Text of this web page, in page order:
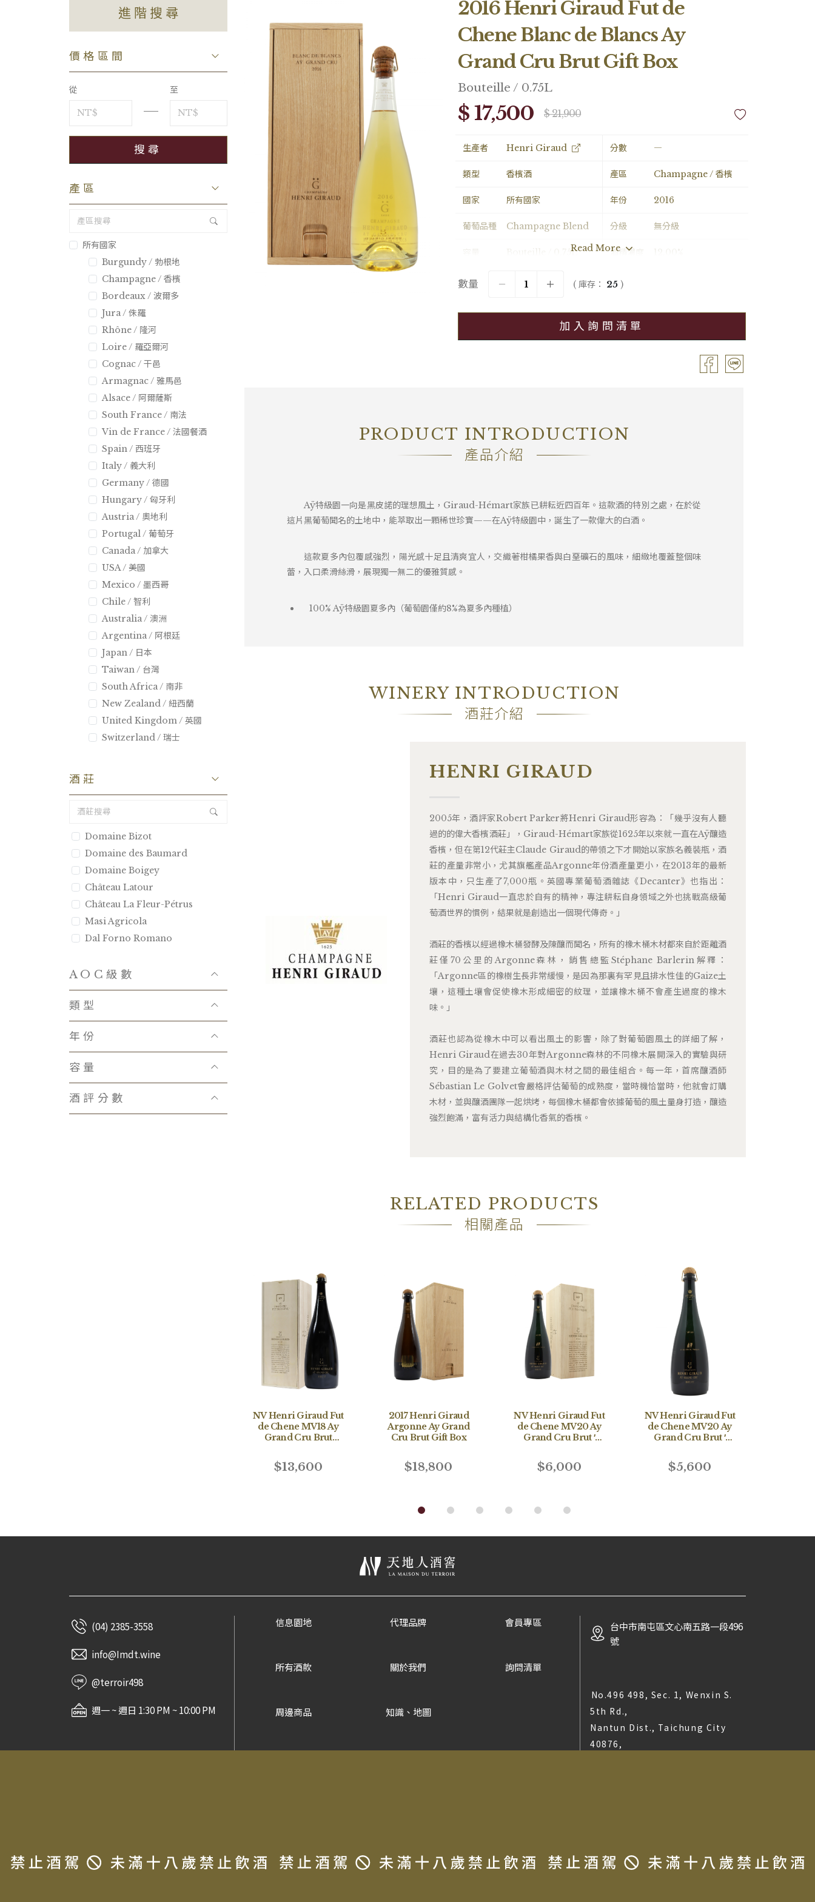
進階搜尋
價格區間
從 至
產區
所有國家
Burgundy / 勃根地
Champagne / 香檳
Bordeaux / 波爾多
Jura / 侏羅
Rhône / 隆河
Loire / 羅亞爾河
Cognac / 干邑
Armagnac / 雅馬邑
Alsace / 阿爾薩斯
South France / 南法
Vin de France / 法國餐酒
Spain / 西班牙
Italy / 義大利
Germany / 德國
Hungary / 匈牙利
Austria / 奧地利
Portugal / 葡萄牙
Canada / 加拿大
USA / 美國
Mexico / 墨西哥
Chile / 智利
Australia / 澳洲
Argentina / 阿根廷
Japan / 日本
Taiwan / 台灣
South Africa / 南非
New Zealand / 紐西蘭
United Kingdom / 英國
Switzerland / 瑞士
酒莊
Domaine Bizot
Domaine des Baumard
Domaine Boigey
Château Latour
Château La Fleur-Pétrus
Masi Agricola
Dal Forno Romano
Tenuta Luce
Castello d′Albola
Domaine Combier
Domaine Anita
Kei Shiogai
Brion
Domaine Hubert Reyser
The Dalmore
Domaine Pierre Vincent
Domaine Cottenceau
Envínate
Chateau Prieure-Lichine
Chateau La Violette
Villa Maria Estate
Henri et Gilles Remoriquet
AOC級數
類型
年份
容量
酒評分數
2016 Henri Giraud Fut de
Chene Blanc de Blancs Ay
Grand Cru Brut Gift Box
Bouteille / 0.75L
$ 17,500 $ 21,900
生產者 Henri Giraud 分數 ―
類型 香檳酒 產區 Champagne / 香檳
國家 所有國家 年份 2016
葡萄品種 Champagne Blend 分級 無分級
Bouteille / 0.75L 酒精濃度
包裝 OWC1 備註
Read More
數量 ( 庫存： 25 )
加入詢問清單
PRODUCT INTRODUCTION
產品介紹
Aÿ特級園一向是黑皮諾的理想風土，Giraud-Hémart家族已耕耘近四百年。這款酒的特別之處，在於從
這片黑葡萄聞名的土地中，能萃取出一顆稀世珍寶——在Aÿ特級園中，誕生了一款偉大的白酒。
這款夏多內包覆感強烈，陽光感十足且清爽宜人，交織著柑橘果香與白堊礦石的風味，細緻地覆蓋整個味
蕾，入口柔滑絲滑，展現獨一無二的優雅質感。
100% Aÿ特級園夏多內（葡萄園僅約8%為夏多內種植）
WINERY INTRODUCTION
酒莊介紹
HENRI GIRAUD
2005年，酒評家Robert Parker將Henri Giraud形容為：「幾乎沒有人聽
過的的偉大香檳酒莊」，Giraud-Hémart家族從1625年以來就一直在Aÿ釀造
香檳，但在第12代莊主Claude Giraud的帶領之下才開始以家族名義裝瓶，酒
莊的產量非常小，尤其旗艦產品Argonne年份酒產量更小，在2013年的最新
版本中，只生產了7,000瓶。英國專業葡萄酒雜誌《Decanter》也指出：
「Henri Giraud一直忠於自有的精神，專注耕耘自身領域之外也挑戰高級葡
萄酒世界的慣例，結果就是創造出一個現代傳奇。」
酒莊的香檳以經過橡木桶發酵及陳釀而聞名，所有的橡木桶木材都來自於距離酒
莊僅70公里的Argonne森林，銷售總監Stéphane Barlerin解釋：
「Argonne區的橡樹生長非常緩慢，是因為那裏有罕見且排水性佳的Gaize土
壤，這種土壤會促使橡木形成細密的紋理，並讓橡木桶不會產生過度的橡木
味。」
酒莊也認為從橡木中可以看出風土的影響，除了對葡萄園風土的詳細了解，
Henri Giraud在過去30年對Argonne森林的不同橡木展開深入的實驗與研
究，目的是為了要建立葡萄酒與木材之間的最佳組合。每一年，首席釀酒師
Sébastian Le Golvet會嚴格評估葡萄的成熟度，當時機恰當時，他就會訂購
木材，並與釀酒團隊一起烘烤，每個橡木桶都會依據葡萄的風土量身打造，釀造
強烈飽滿，富有活力與結構化香氣的香檳。
RELATED PRODUCTS
相關產品
NV Henri Giraud Fut
de Chene MV18 Ay
Grand Cru Brut
$13,600
2017 Henri Giraud
Argonne Ay Grand
Cru Brut Gift Box
$18,800
NV Henri Giraud Fut
de Chene MV20 Ay
Grand Cru Brut ′
$6,000
NV Henri Giraud Fut
de Chene MV20 Ay
Grand Cru Brut ′
$5,600
(04) 2385-3558
info@Imdt.wine
@terroir498
週一 ~ 週日 1:30 PM ~ 10:00 PM
信息園地
所有酒款
周邊商品
代理品牌
關於我們
知識、地圖
會員專區
詢問清單
台中市南屯區文心南五路一段496
號
No.496 498, Sec. 1, Wenxin S.
5th Rd.,
Nantun Dist., Taichung City
40876,